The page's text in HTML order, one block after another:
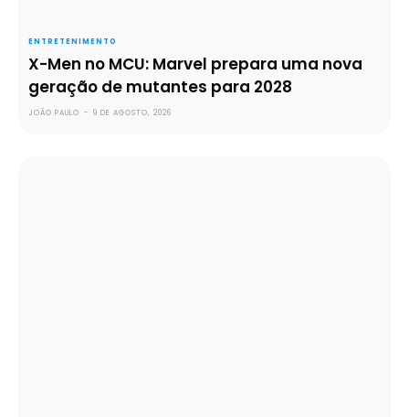
ENTRETENIMENTO
X-Men no MCU: Marvel prepara uma nova
geração de mutantes para 2028
JOÃO PAULO - 9 DE AGOSTO, 2026